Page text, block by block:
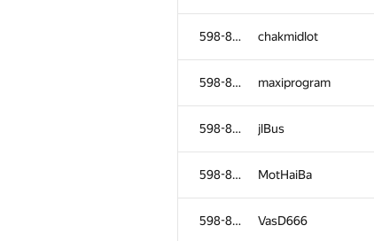
598-854 chakmidlot
598-854 maxiprogram
598-854 jlBus
598-854 MotHaiBa
598-854 VasD666